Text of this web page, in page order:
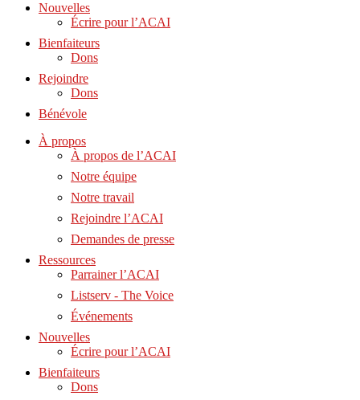
Nouvelles
Écrire pour l’ACAI
Bienfaiteurs
Dons
Rejoindre
Dons
Bénévole
À propos
À propos de l’ACAI
Notre équipe
Notre travail
Rejoindre l’ACAI
Demandes de presse
Ressources
Parrainer l’ACAI
Listserv - The Voice
Événements
Nouvelles
Écrire pour l’ACAI
Bienfaiteurs
Dons